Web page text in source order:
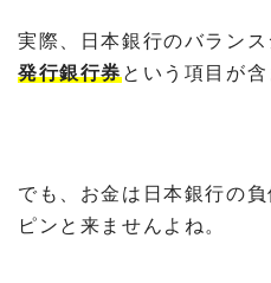
実際、日本銀行のバラン
発行銀行券という項目が含
でも、お金は日本銀行の
ピンと来ませんよね。